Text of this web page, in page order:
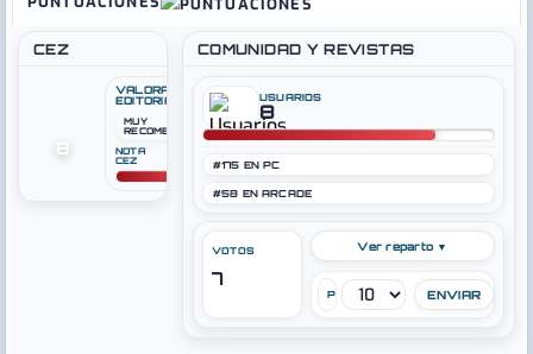
CEZ
8
VALORACIÓN
EDITORIAL
MUY
RECOMENDADO
NOTA ACTUAL
CEZ
COMUNIDAD Y REVISTAS
USUARIOS
8
#175 EN PC
#58 EN ARCADE
VOTOS
7
Ver reparto ▼
PUNTÚA